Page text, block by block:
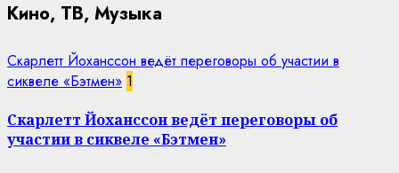
Кино, ТВ, Музыка
Скарлетт Йоханссон ведёт переговоры об участии в
сиквеле «Бэтмен» 1
Скарлетт Йоханссон ведёт переговоры об
участии в сиквеле «Бэтмен»